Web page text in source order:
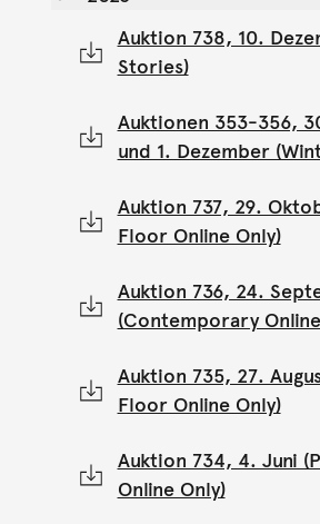
Auktion 738, 10.
Stories)
Auktionen 353-356,
und 1. Dezember
Auktion 737, 29.
Floor Online Only)
Auktion 736, 24.
(Contemporary
Auktion 735, 27.
Floor Online Only)
Auktion 734, 4. Juni
Online Only)